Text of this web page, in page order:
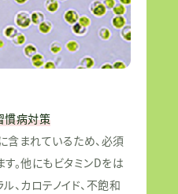
慣病対策
含まれているため、必須
。他にもビタミンDをは
、カロテノイド、不飽和